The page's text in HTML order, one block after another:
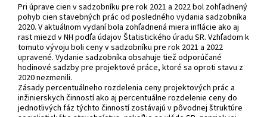
Pri úprave cien v sadzobníku pre rok 2021 a 2022 bol zohľadnený
pohyb cien stavebných prác od posledného vydania sadzobníka
2020. V aktuálnom vydaní bola zohľadnená miera inflácie ako aj
rast miezd v NH podľa údajov Štatistického úradu SR. Vzhľadom k
tomuto vývoju boli ceny v sadzobníku pre rok 2021 a 2022
upravené. Vydanie sadzobníka obsahuje tiež odporúčané
hodinové sadzby pre projektové práce, ktoré sa oproti stavu z
2020 nezmenili.
Zásady percentuálneho rozdelenia ceny projektových prác a
inžinierskych činností ako aj percentuálne rozdelenie ceny do
jednotlivých fáz týchto činností zostávajú v pôvodnej štruktúre